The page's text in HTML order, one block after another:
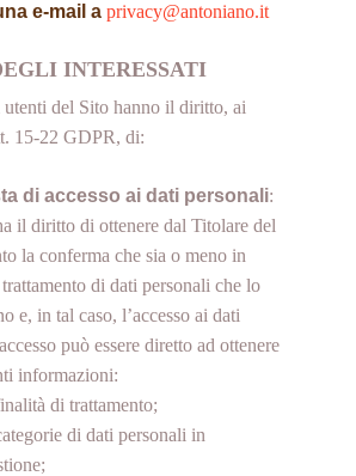
e-mail a privacy@antoniano.it
INTERESSATI
utenti del Sito hanno il diritto, ai
15-22 GDPR, di:
di accesso ai dati personali:
il diritto di ottenere dal Titolare del
la conferma che sia o meno in
di dati personali che lo
e, in tal caso, l’accesso ai dati
può essere diretto ad ottenere
informazioni:
di trattamento;
di dati personali in